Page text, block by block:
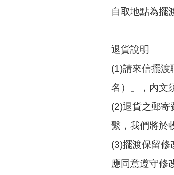
自取地點為擺
退貨說明
(1)請來信擺
名）」，內文
(2)退貨之郵
繫，我們將於
(3)擺渡保留
應同意遵守修